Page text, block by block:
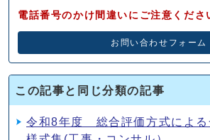
電話番号のかけ間違いにご注意くださ
お問い合わせフォーム
この記事と同じ分類の記事
令和8年度 総合評価方式によ